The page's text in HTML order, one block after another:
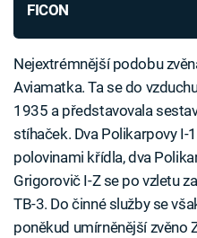
FICON
Nejextrémnější podobu
Aviamatka. Ta se do
1935 a představovala
stíhaček. Dva Polikarpovy
polovinami křídla, dva
Grigorovič I-Z se po vzletu
TB-3. Do činné služby se
poněkud umírněnější zvěno